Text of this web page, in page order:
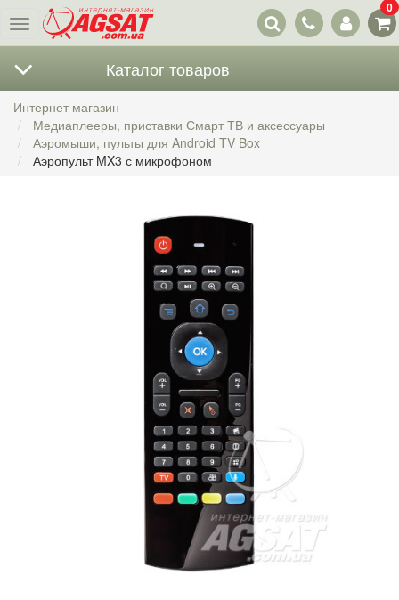
Меню
Наши
контакты
0
Каталог товаров
Интернет магазин
Медиаплееры, приставки Смарт ТВ и аксессуары
Аэромыши, пульты для Android TV Box
Аэропульт MX3 с микрофоном